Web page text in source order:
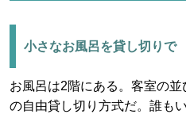
小さなお風呂を貸し切りで
お風呂は2階にある。客室の
の自由貸し切り方式だ。誰も